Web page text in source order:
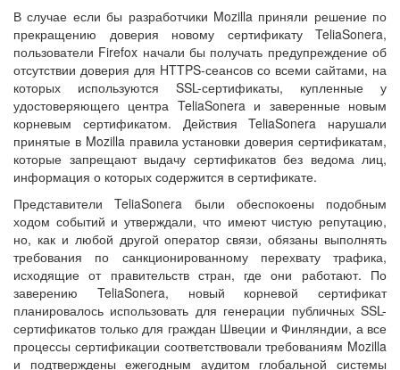
В случае если бы разработчики Mozilla приняли решение по
прекращению доверия новому сертификату TeliaSonera,
пользователи Firefox начали бы получать предупреждение об
отсутствии доверия для HTTPS-сеансов со всеми сайтами, на
которых используются SSL-сертификаты, купленные у
удостоверяющего центра TeliaSonera и заверенные новым
корневым сертификатом. Действия TeliaSonera нарушали
принятые в Mozilla правила установки доверия сертификатам,
которые запрещают выдачу сертификатов без ведома лиц,
информация о которых содержится в сертификате.
Представители TeliaSonera были обеспокоены подобным
ходом событий и утверждали, что имеют чистую репутацию,
но, как и любой другой оператор связи, обязаны выполнять
требования по санкционированному перехвату трафика,
исходящие от правительств стран, где они работают. По
заверению TeliaSonera, новый корневой сертификат
планировалось использовать для генерации публичных SSL-
сертификатов только для граждан Швеции и Финляндии, а все
процессы сертификации соответствовали требованиям Mozilla
и подтверждены ежегодным аудитом глобальной системы